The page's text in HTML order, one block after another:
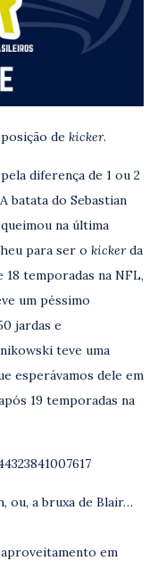
de kicker.
diferença de 1 ou 2
batata do Sebastian
na última
para ser o kickerda
temporadas na NFL,
um péssimo
jardas e
teve uma
esperávamos dele em
19 temporadas na
ou, a bruxa de Blair…
aproveitamento em